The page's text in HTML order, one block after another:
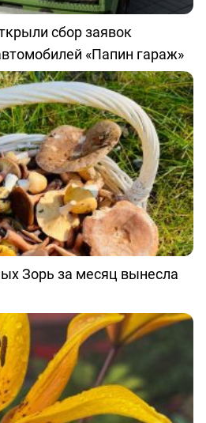
сбор заявок
«Папин гараж»
Зорь за месяц вынесла